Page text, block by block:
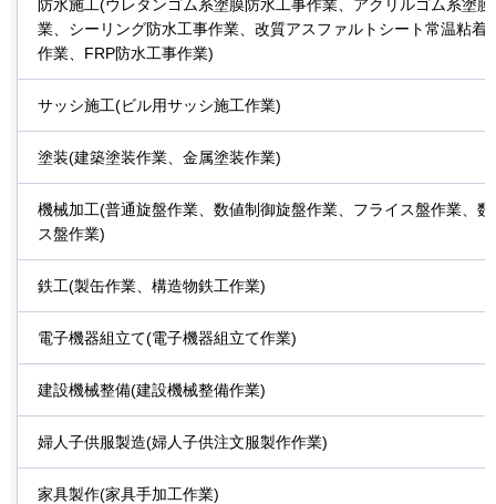
防水施工(ウレタンゴム系塗膜防水工事作業、アクリルゴム系塗
業、シーリング防水工事作業、改質アスファルトシート常温粘着
作業、FRP防水工事作業)
サッシ施工(ビル用サッシ施工作業)
塗装(建築塗装作業、金属塗装作業)
機械加工(普通旋盤作業、数値制御旋盤作業、フライス盤作業、
ス盤作業)
鉄工(製缶作業、構造物鉄工作業)
電子機器組立て(電子機器組立て作業)
建設機械整備(建設機械整備作業)
婦人子供服製造(婦人子供注文服製作作業)
家具製作(家具手加工作業)